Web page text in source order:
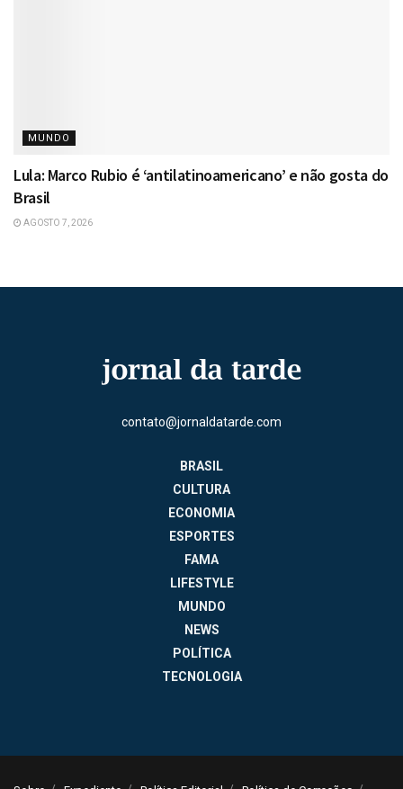
MUNDO
Lula: Marco Rubio é ‘antilatinoamericano’ e não gosta do
Brasil
AGOSTO 7, 2026
contato@jornaldatarde.com
BRASIL
CULTURA
ECONOMIA
ESPORTES
FAMA
LIFESTYLE
MUNDO
NEWS
POLÍTICA
TECNOLOGIA